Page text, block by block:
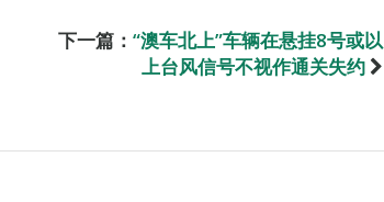
下一篇： “澳车北上”车辆在悬挂8号或以
上台风信号不视作通关失约